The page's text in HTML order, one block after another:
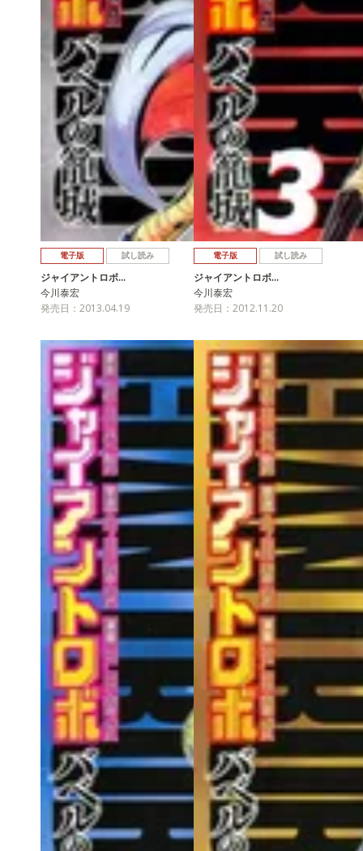
電子版 試し読み
ジャイアントロボ…
今川泰宏
発売日：2013.04.19
電子版 試し読み
ジャイアントロボ…
今川泰宏
発売日：2012.11.20